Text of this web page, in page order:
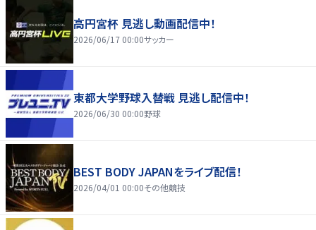
高円宮杯 見逃し動画配信中！
2026/06/17 00:00サッカー
東都大学野球入替戦 見逃し配信中！
2026/06/30 00:00野球
BEST BODY JAPANをライブ配信！
2026/04/01 00:00その他競技